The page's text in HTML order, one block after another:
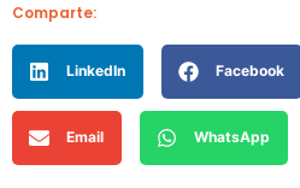
Comparte:
LinkedIn Facebook
Email WhatsApp